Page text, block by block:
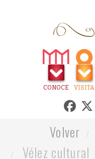
CONOCE VISITA
Volver
Vélez cultural